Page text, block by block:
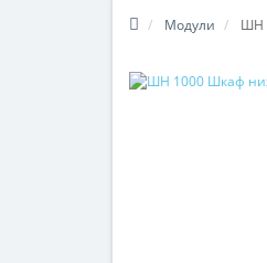
Модули ШН